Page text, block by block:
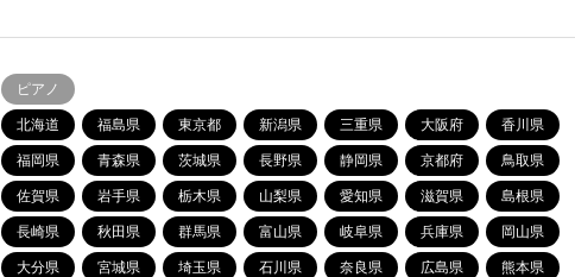
ピアノ
北海道 福島県 東京都 新潟県 三重県 大阪府 香川県
福岡県 青森県 茨城県 長野県 静岡県 京都府 鳥取県
佐賀県 岩手県 栃木県 山梨県 愛知県 滋賀県 島根県
長崎県 秋田県 群馬県 富山県 岐阜県 兵庫県 岡山県
大分県 宮城県 埼玉県 石川県 奈良県 広島県 熊本県